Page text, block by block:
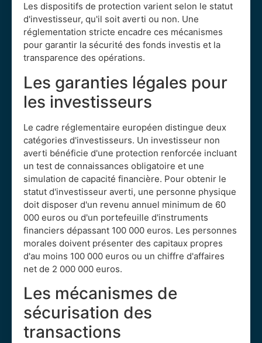
Les dispositifs de protection varient selon le statut
d'investisseur, qu'il soit averti ou non. Une
réglementation stricte encadre ces mécanismes
pour garantir la sécurité des fonds investis et la
transparence des opérations.
Les garanties légales pour
les investisseurs
Le cadre réglementaire européen distingue deux
catégories d'investisseurs. Un investisseur non
averti bénéficie d'une protection renforcée incluant
un test de connaissances obligatoire et une
simulation de capacité financière. Pour obtenir le
statut d'investisseur averti, une personne physique
doit disposer d'un revenu annuel minimum de 60
000 euros ou d'un portefeuille d'instruments
financiers dépassant 100 000 euros. Les personnes
morales doivent présenter des capitaux propres
d'au moins 100 000 euros ou un chiffre d'affaires
net de 2 000 000 euros.
Les mécanismes de
sécurisation des
transactions